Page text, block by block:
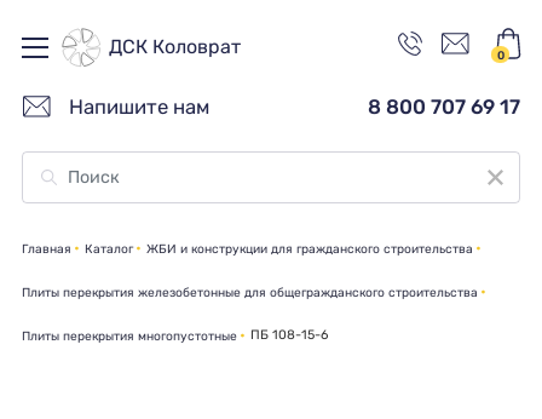
ДСК Коловрат 0
Напишите нам 8 800 707 69 17
Главная Каталог ЖБИ и конструкции для гражданского строительства
Плиты перекрытия железобетонные для общегражданского строительства
Плиты перекрытия многопустотные ПБ 108-15-6